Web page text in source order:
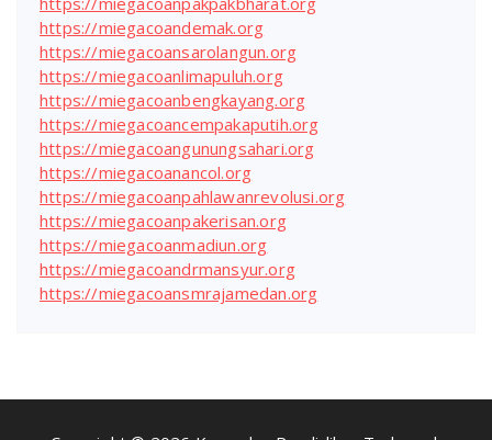
https://miegacoandemak.org
https://miegacoansarolangun.org
https://miegacoanlimapuluh.org
https://miegacoanbengkayang.org
https://miegacoancempakaputih.org
https://miegacoangunungsahari.org
https://miegacoanancol.org
https://miegacoanpahlawanrevolusi.org
https://miegacoanpakerisan.org
https://miegacoanmadiun.org
https://miegacoandrmansyur.org
https://miegacoansmrajamedan.org